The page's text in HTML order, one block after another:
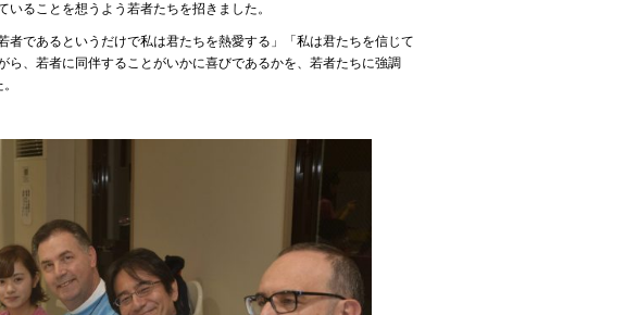
ることを想うよう若者たちを招きました。
者であるというだけで私は君たちを熱愛する」「私は君たちを信じて
ら、若者に同伴することがいかに喜びであるかを、若者たちに強調